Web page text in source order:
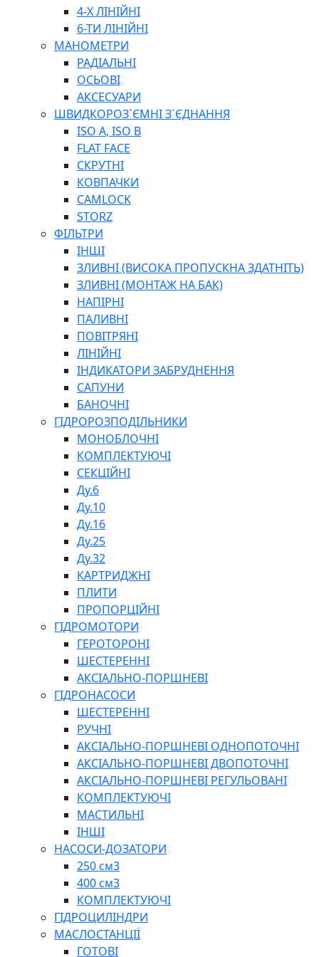
ПЛОСКОГУБЦІ
ВИКРУТКИ
КЛЮЧІ
ГОЛОВКИ, ТРІЩАТКИ, ВОРОТКИ, ПЕРЕХІДНИКИ
ЗУБИЛА, МОЛОТКИ, СОКИРИ, СТАМЕСКИ, ДОЛОТА
СТРУПЦИНИ, ЛЕЩАТА
ВИМІРЮВАЛЬНІ ІНСТРУМЕНТИ
БУДІВЕЛЬНИЙ ІНСТРУМЕНТ
ШЛАНГИ
ГОСПОДАРСЬКІ ТОВАРИ
ПНЕВМАТИЧНІ ІНСТРУМЕНТИ
З'ЄДНУВАЛЬНІ ІНСТРУМЕНТИ ТА МАТЕРІАЛИ
ЯЩИКИ, ШАФИ, ТА СУМКИ ДЛЯ ІНСТРУМЕНТІВ
ЗАСОБИ ЗАХИСТУ
СТЕПЛЕРИ, ЗАКЛЕПОЧНИКИ
ГІДРАВЛІЧНІ ІНСТРУМЕНТИ
ТЕХНІЧНА ХІМІЯ
СПЕЦІАЛЬНІ
ОЛИВИ
ГЕРМЕТИКИ
ЗМАЗКИ
КЛЕЇ, ЦЕМЕНТИ, ЕПОКСИДКИ
РЕМОНТ ГІДРОЦИЛІНДРІВ
БОРЕКС, ЕО
4-Х ЛІНІЙНІ
6-ТИ ЛІНІЙНІ
МАНОМЕТРИ
РАДІАЛЬНІ
ОСЬОВІ
АКСЕСУАРИ
ШВИДКОРОЗ`ЄМНІ З`ЄДНАННЯ
ISO A, ISO B
FLAT FACE
СКРУТНІ
КОВПАЧКИ
CAMLOCK
STORZ
ФІЛЬТРИ
ІНШІ
ЗЛИВНІ (ВИСОКА ПРОПУСКНА ЗДАТНІТЬ)
ЗЛИВНІ (МОНТАЖ НА БАК)
НАПІРНІ
ПАЛИВНІ
ПОВІТРЯНІ
ЛІНІЙНІ
ІНДИКАТОРИ ЗАБРУДНЕННЯ
САПУНИ
БАНОЧНІ
ГІДРОРОЗПОДІЛЬНИКИ
МОНОБЛОЧНІ
КОМПЛЕКТУЮЧІ
СЕКЦІЙНІ
Ду.6
Ду.10
Ду.16
Ду.25
Ду.32
КАРТРИДЖНІ
ПЛИТИ
ПРОПОРЦІЙНІ
ГІДРОМОТОРИ
ГЕРОТОРОНІ
ШЕСТЕРЕННІ
АКСІАЛЬНО-ПОРШНЕВІ
ГІДРОНАСОСИ
ШЕСТЕРЕННІ
РУЧНІ
АКСІАЛЬНО-ПОРШНЕВІ ОДНОПОТОЧНІ
АКСІАЛЬНО-ПОРШНЕВІ ДВОПОТОЧНІ
АКСІАЛЬНО-ПОРШНЕВІ РЕГУЛЬОВАНІ
КОМПЛЕКТУЮЧІ
МАСТИЛЬНІ
ІНШІ
НАСОСИ-ДОЗАТОРИ
250 см3
400 см3
КОМПЛЕКТУЮЧІ
ГІДРОЦИЛІНДРИ
МАСЛОСТАНЦІЇ
ГОТОВІ